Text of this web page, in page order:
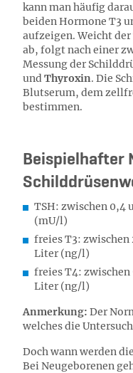
kann man häufig
beiden Hormone T3
aufzeigen. Weicht
ab, folgt nach einer
Messung der
und Thyroxin. Die
Blutserum, dem
bestimmen.
Beispielhafter
TSH: zwischen
(mU/l)
freies T3: zwischen
Liter (ng/l)
freies T4: zwischen
Liter (ng/l)
Anmerkung: Der
welches die
Doch wann werden
Bei Neugeborenen